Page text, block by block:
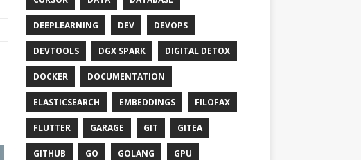
DEEPLEARNING DEV DEVOPS
DEVTOOLS DGX SPARK DIGITAL DETOX
DOCKER DOCUMENTATION
ELASTICSEARCH EMBEDDINGS FILOFAX
FLUTTER GARAGE GIT GITEA
GITHUB GO GOLANG GPU